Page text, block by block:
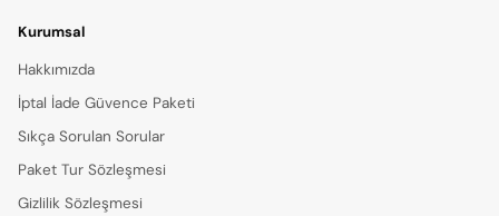
Kurumsal
Hakkımızda
İptal İade Güvence Paketi
Sıkça Sorulan Sorular
Paket Tur Sözleşmesi
Gizlilik Sözleşmesi